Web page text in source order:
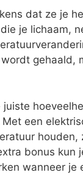
dat ze je
je lichaam,
gehaald,
een
houden,
bonus kun
wanneer je